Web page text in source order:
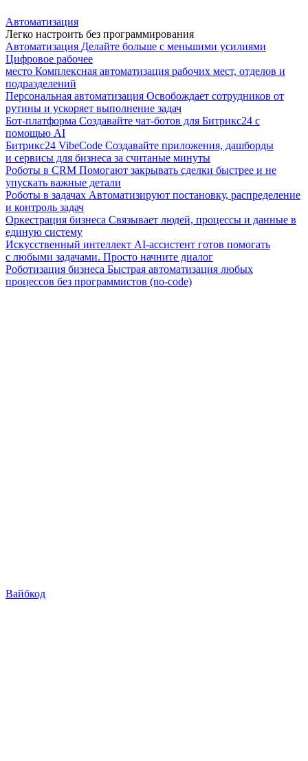
Автоматизация
Легко настроить без программирования
Автоматизация Делайте больше с меньшими усилиями
Цифровое рабочее
место Комплексная автоматизация рабочих мест, отделов и
подразделений
Персональная автоматизация Освобождает сотрудников от
рутины и ускоряет выполнение задач
Бот-платформа Создавайте чат-ботов для Битрикс24 с
помощью AI
Битрикс24 VibeCode Создавайте приложения, дашборды
и сервисы для бизнеса за считаные минуты
Роботы в CRM Помогают закрывать сделки быстрее и не
упускать важные детали
Роботы в задачах Автоматизируют постановку, распределение
и контроль задач
Оркестрация бизнеса Связывает людей, процессы и данные в
единую систему
Искусственный интеллект AI-ассистент готов помогать
с любыми задачами. Просто начните диалог
Роботизация бизнеса Быстрая автоматизация любых
процессов без программистов (no-code)
Вайбкод